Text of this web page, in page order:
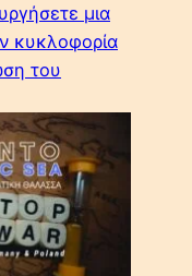
μια
κυκλοφορία
του